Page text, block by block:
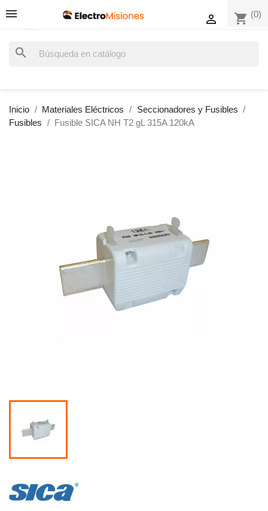
shopping_cart (0)

search
Inicio Materiales Eléctricos
Seccionadores y Fusibles
Fusibles
Fusible SICA NH T2 gL 315A 120kA